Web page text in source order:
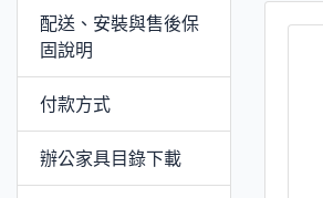
配送、安裝與售後保
固說明
付款方式
辦公家具目錄下載